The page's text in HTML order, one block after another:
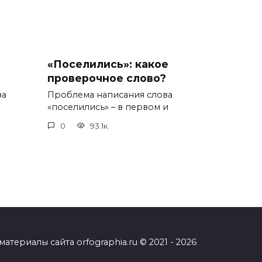
«Поселились»: какое
проверочное слово?
Проблема написания слова
«поселились» – в первом и
0 93.1к.
сайта orfographia.ru © 2021 - 2026